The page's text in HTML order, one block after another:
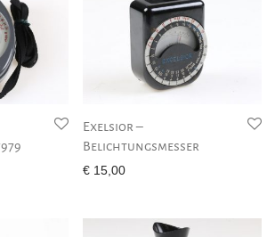
Exelsior –
Belichtungsmesser
€ 15,00